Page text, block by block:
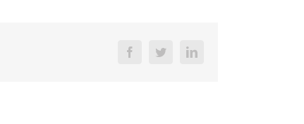
FacebookTwitterLinkedIn